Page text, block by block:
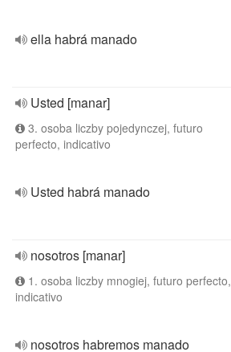
ella habrá manado
Usted [manar]
3. osoba liczby pojedynczej, futuro
perfecto, indicativo
Usted habrá manado
nosotros [manar]
1. osoba liczby mnogiej, futuro perfecto,
indicativo
nosotros habremos manado